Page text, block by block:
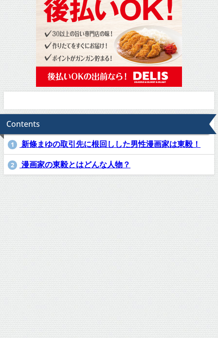
Contents
1 新條まゆの取引先に根回しした男性漫画家は東毅！
2 漫画家の東毅とはどんな人物？